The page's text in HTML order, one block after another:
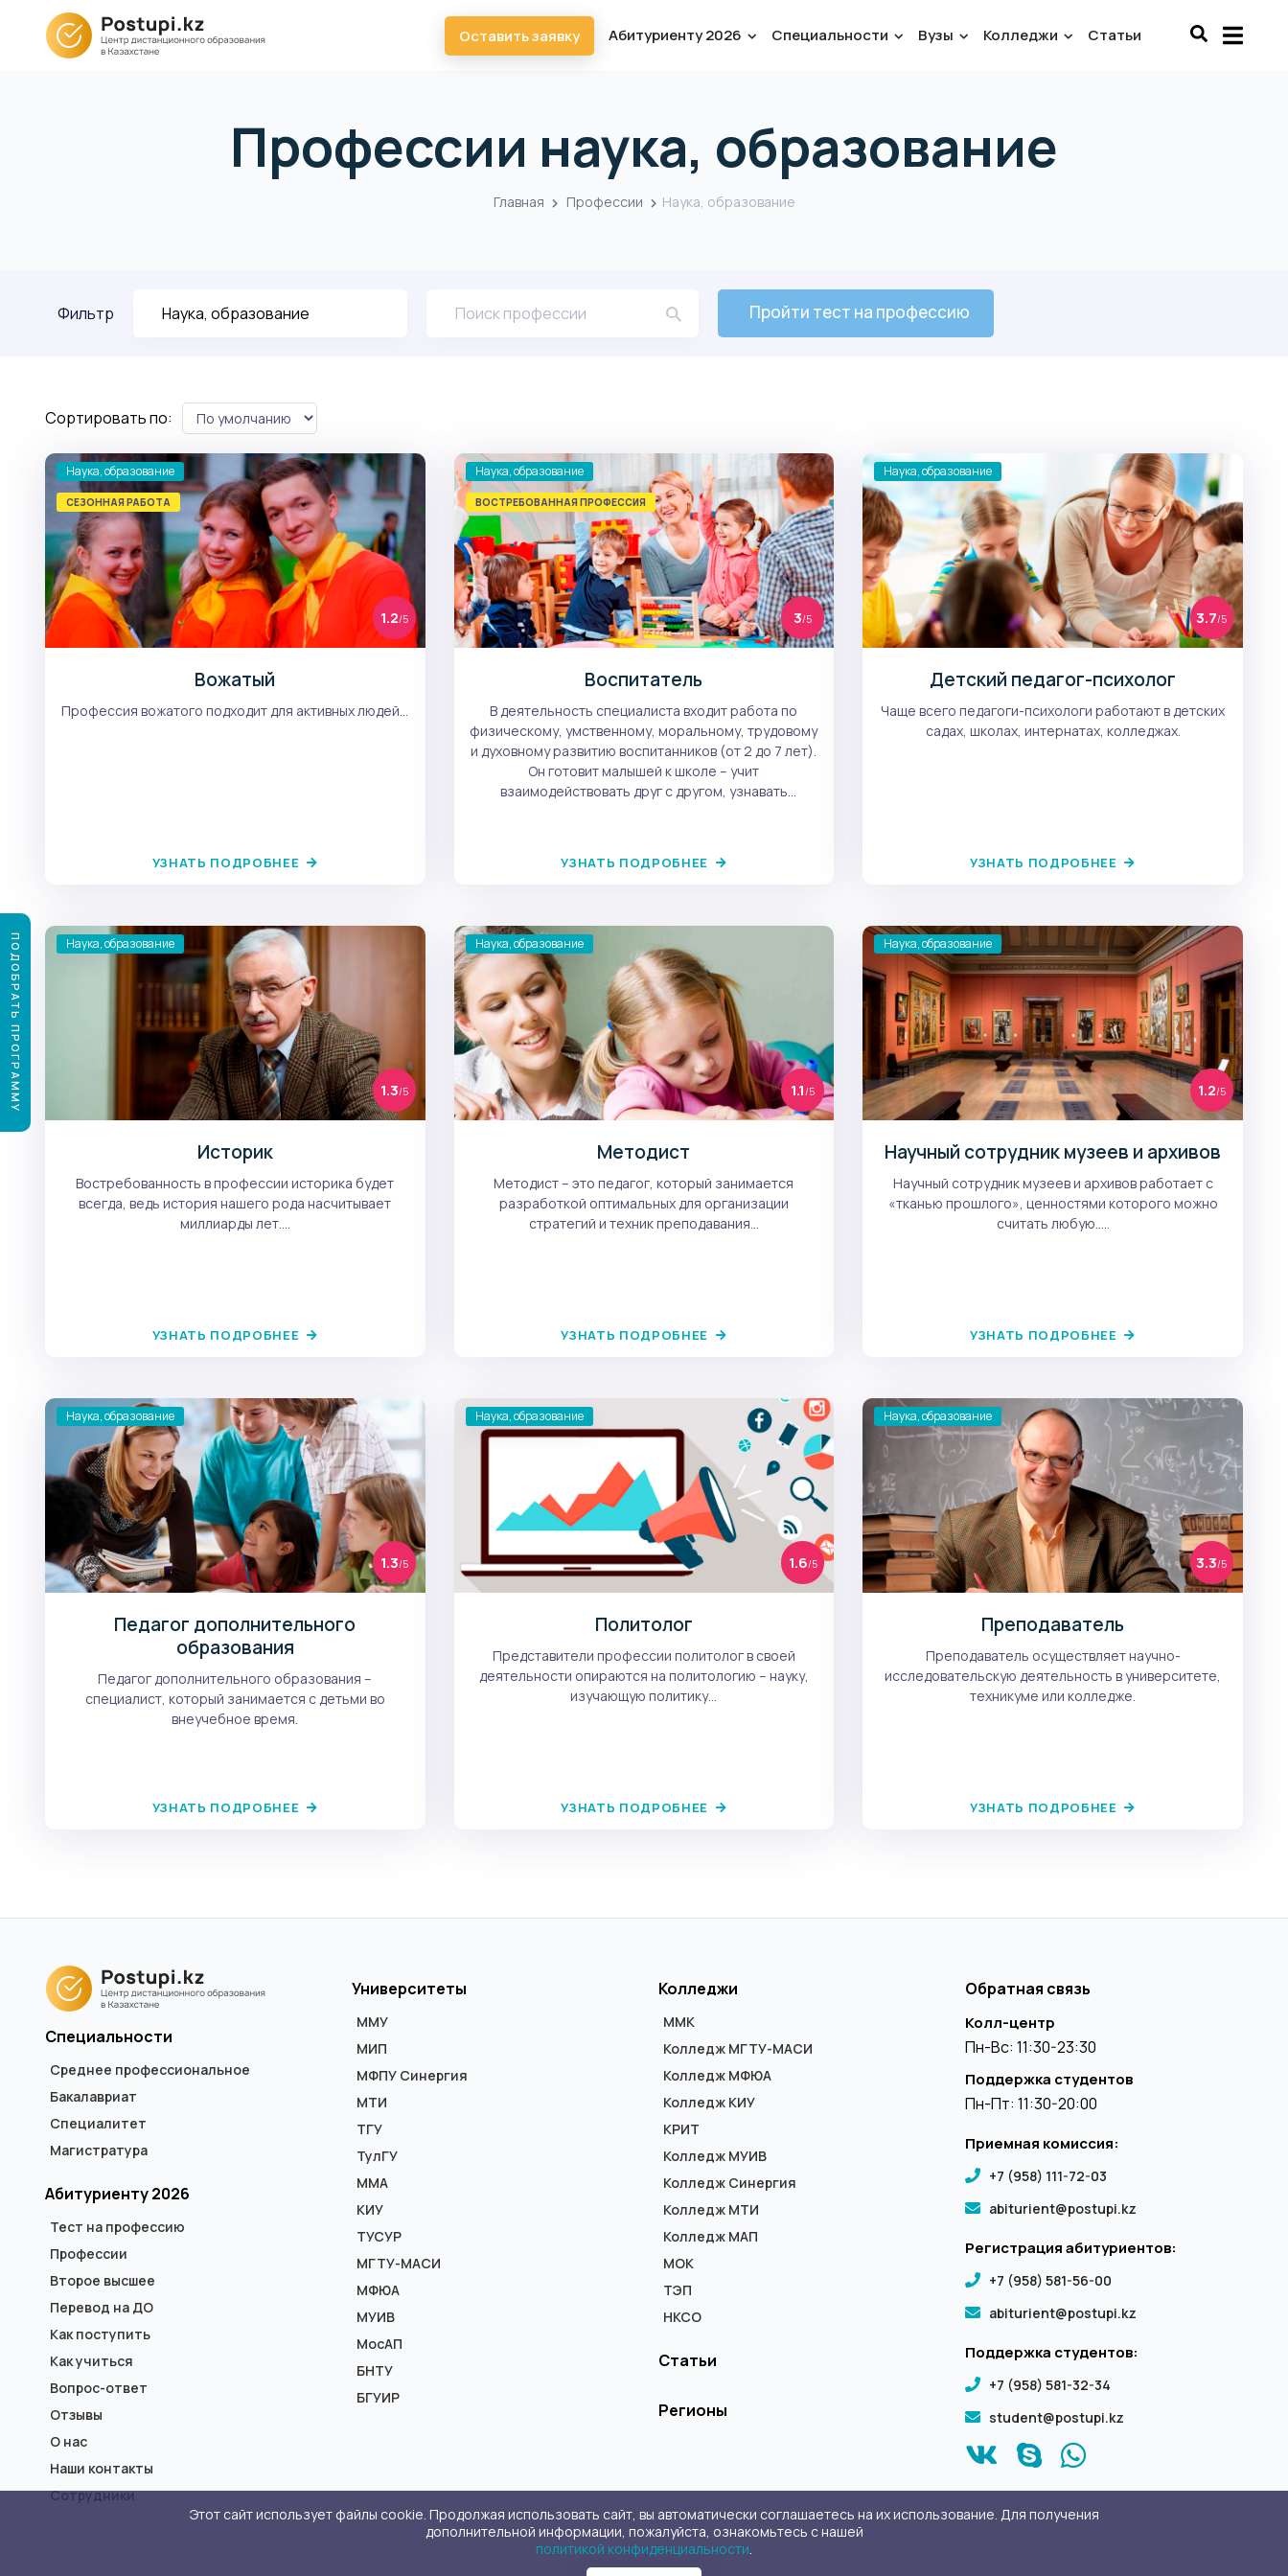
Оставить заявку Абитуриенту 2026 Специальности Вузы Колледжи Статьи
Профессии наука, образование
Главная Профессии Наука, образование
Фильтр Пройти тест на профессию
Сортировать по:
Наука, образование
СЕЗОННАЯ РАБОТА
1.2/5
Вожатый
Профессия вожатого подходит для активных людей...
УЗНАТЬ ПОДРОБНЕЕ
Наука, образование
ВОСТРЕБОВАННАЯ ПРОФЕССИЯ
3/5
Воспитатель
В деятельность специалиста входит работа по
физическому, умственному, моральному, трудовому
и духовному развитию воспитанников (от 2 до 7 лет).
Он готовит малышей к школе – учит
взаимодействовать друг с другом, узнавать
УЗНАТЬ ПОДРОБНЕЕ
Наука, образование
3.7/5
Детский педагог-психолог
Чаще всего педагоги-психологи работают в детских
садах, школах, интернатах, колледжах.
УЗНАТЬ ПОДРОБНЕЕ
Наука, образование
1.3/5
Историк
Востребованность в профессии историка будет
всегда, ведь история нашего рода насчитывает
миллиарды лет....
УЗНАТЬ ПОДРОБНЕЕ
Наука, образование
1.1/5
Методист
Методист – это педагог, который занимается
разработкой оптимальных для организации
стратегий и техник преподавания...
УЗНАТЬ ПОДРОБНЕЕ
Наука, образование
1.2/5
Научный сотрудник музеев и архивов
Научный сотрудник музеев и архивов работает с
«тканью прошлого», ценностями которого можно
считать любую.....
УЗНАТЬ ПОДРОБНЕЕ
Наука, образование
1.3/5
Педагог дополнительного
образования
Педагог дополнительного образования –
специалист, который занимается с детьми во
внеучебное время.
УЗНАТЬ ПОДРОБНЕЕ
Наука, образование
1.6/5
Политолог
Представители профессии политолог в своей
деятельности опираются на политологию – науку,
изучающую политику...
УЗНАТЬ ПОДРОБНЕЕ
Наука, образование
3.3/5
Преподаватель
Преподаватель осуществляет научно-
исследовательскую деятельность в университете,
техникуме или колледже.
УЗНАТЬ ПОДРОБНЕЕ
Специальности
Среднее профессиональное
Бакалавриат
Специалитет
Магистратура
Абитуриенту 2026
Тест на профессию
Профессии
Второе высшее
Перевод на ДО
Как поступить
Как учиться
Вопрос-ответ
Отзывы
О нас
Наши контакты
Сотрудники
Университеты
ММУ
МИП
МФПУ Синергия
МТИ
ТГУ
ТулГУ
ММА
КИУ
ТУСУР
МГТУ-МАСИ
МФЮА
МУИВ
МосАП
БНТУ
БГУИР
Колледжи
ММК
Колледж МГТУ-МАСИ
Колледж МФЮА
Колледж КИУ
КРИТ
Колледж МУИВ
Колледж Синергия
Колледж МТИ
Колледж МАП
МОК
ТЭП
НКСО
Статьи
Регионы
Обратная связь
Колл-центр
Пн-Вс: 11:30-23:30
Поддержка студентов
Пн-Пт: 11:30-20:00
Приемная комиссия:
+7 (958) 111-72-03
abiturient@postupi.kz
Регистрация абитуриентов:
+7 (958) 581-56-00
abiturient@postupi.kz
Поддержка студентов:
+7 (958) 581-32-34
student@postupi.kz
ПОДОБРАТЬ ПРОГРАММУ
Этот сайт использует файлы cookie. Продолжая использовать сайт, вы автоматически соглашаетесь на их использование. Для получения
дополнительной информации, пожалуйста, ознакомьтесь с нашей
политикой конфиденциальности.